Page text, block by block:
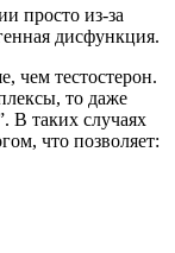
просто из-за
дисфункция.
чем тестостерон.
то даже
В таких случаях
что позволяет: